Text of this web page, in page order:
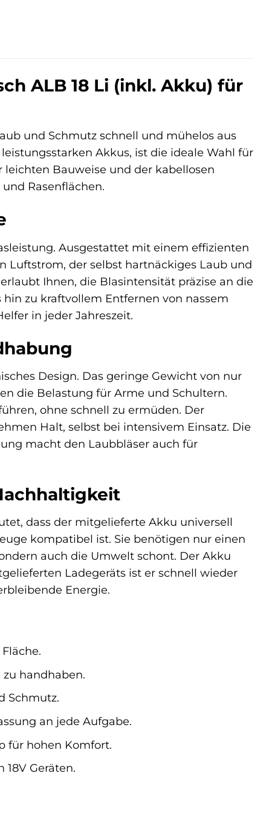
ALB 18 Li (inkl. Akku) für
und Schmutz schnell und mühelos aus
Akkus, ist die ideale Wahl für
Bauweise und der kabellosen
Rasenflächen.
Ausgestattet mit einem effizienten
Luftstrom, der selbst hartnäckiges Laub und
Ihnen, die Blasintensität präzise an die
zu kraftvollem Entfernen von nassem
in jeder Jahreszeit.
Design. Das geringe Gewicht von nur
die Belastung für Arme und Schultern.
ohne schnell zu ermüden. Der
Halt, selbst bei intensivem Einsatz. Die
macht den Laubbläser auch für
dass der mitgelieferte Akku universell
kompatibel ist. Sie benötigen nur einen
auch die Umwelt schont. Der Akku
Ladegeräts ist er schnell wieder
Energie.
zu handhaben.
Schmutz.
an jede Aufgabe.
für hohen Komfort.
Geräten.